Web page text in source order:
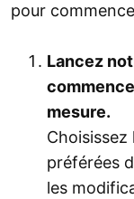
pour
Lancez
mesure.
préférées
les